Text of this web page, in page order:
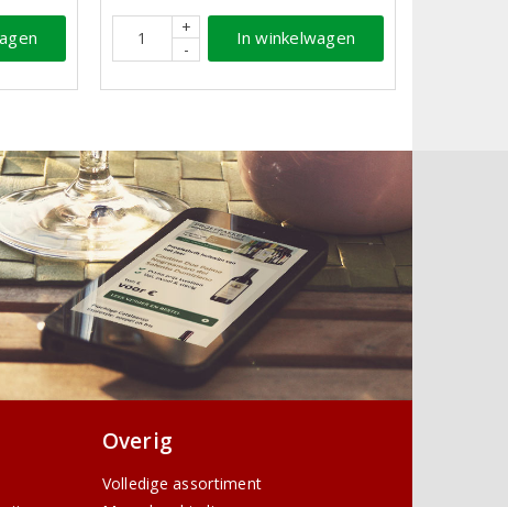
+
-
In winkelwagen
Overig
Volledige assortiment